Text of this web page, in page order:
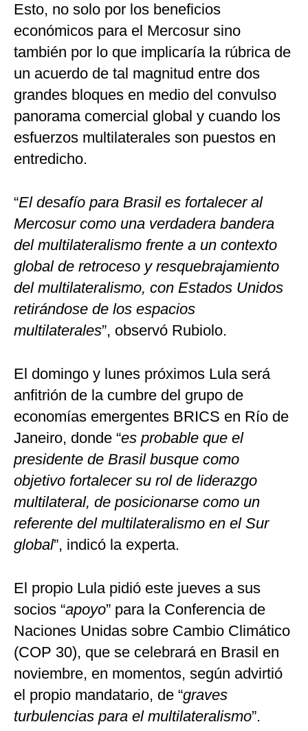
Esto, no solo por los beneficios
económicos para el Mercosur sino
también por lo que implicaría la rúbrica de
un acuerdo de tal magnitud entre dos
grandes bloques en medio del convulso
panorama comercial global y cuando los
esfuerzos multilaterales son puestos en
entredicho.
“El desafío para Brasil es fortalecer al
Mercosur como una verdadera bandera
del multilateralismo frente a un contexto
global de retroceso y resquebrajamiento
del multilateralismo, con Estados Unidos
retirándose de los espacios
multilaterales”, observó Rubiolo.
El domingo y lunes próximos Lula será
anfitrión de la cumbre del grupo de
economías emergentes BRICS en Río de
Janeiro, donde “es probable que el
presidente de Brasil busque como
objetivo fortalecer su rol de liderazgo
multilateral, de posicionarse como un
referente del multilateralismo en el Sur
global”, indicó la experta.
El propio Lula pidió este jueves a sus
socios “apoyo” para la Conferencia de
Naciones Unidas sobre Cambio Climático
(COP 30), que se celebrará en Brasil en
noviembre, en momentos, según advirtió
el propio mandatario, de “graves
turbulencias para el multilateralismo”.